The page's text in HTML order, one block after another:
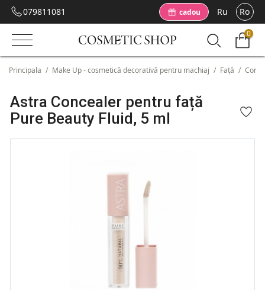
079811081 cadou Ru Ro
0
Principala / Make Up - cosmetică decorativă pentru machiaj / Față /
Astra Concealer pentru față
Pure Beauty Fluid, 5 ml